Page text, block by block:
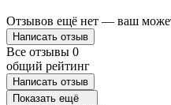
Отзывов ещё нет — ваш
Написать отзыв
Все отзывы 0
общий рейтинг
Написать отзыв
Показать ещё